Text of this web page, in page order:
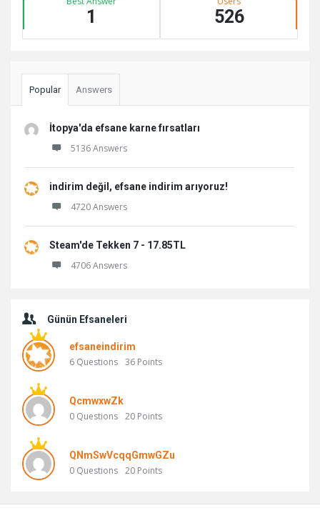
1 526
Popular Answers
İtopya'da efsane karne fırsatları
5136 Answers
indirim değil, efsane indirim arıyoruz!
4720 Answers
Steam'de Tekken 7 - 17.85TL
4706 Answers
Günün Efsaneleri
efsaneindirim
6 Questions 36 Points
QcmwxwZk
0 Questions 20 Points
QNmSwVcqqGmwGZu
0 Questions 20 Points